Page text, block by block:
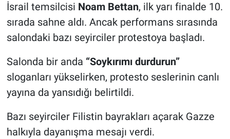
İsrail temsilcisi Noam Bettan, ilk yarı finalde 10.
sırada sahne aldı. Ancak performans sırasında
salondaki bazı seyirciler protestoya başladı.
Salonda bir anda “Soykırımı durdurun”
sloganları yükselirken, protesto seslerinin canlı
yayına da yansıdığı belirtildi.
Bazı seyirciler Filistin bayrakları açarak Gazze
halkıyla dayanışma mesajı verdi.